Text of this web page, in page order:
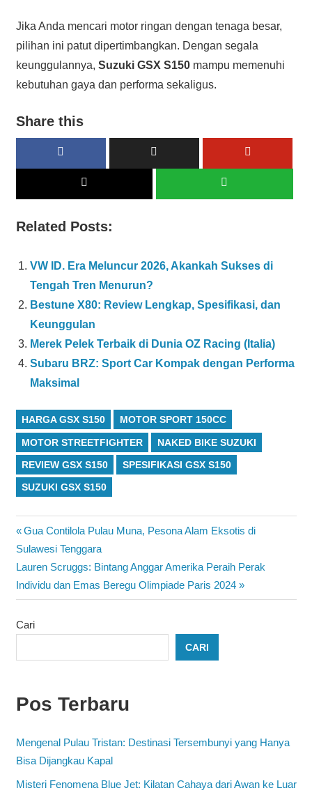
Jika Anda mencari motor ringan dengan tenaga besar,
pilihan ini patut dipertimbangkan. Dengan segala
keunggulannya, Suzuki GSX S150mampu memenuhi
kebutuhan gaya dan performa sekaligus.
Share this
Related Posts:
VW ID. Era Meluncur 2026, Akankah Sukses di
Tengah Tren Menurun?
Bestune X80: Review Lengkap, Spesifikasi, dan
Keunggulan
Merek Pelek Terbaik di Dunia OZ Racing (Italia)
Subaru BRZ: Sport Car Kompak dengan Performa
Maksimal
HARGA GSX S150 MOTOR SPORT 150CC
MOTOR STREETFIGHTER NAKED BIKE SUZUKI
REVIEW GSX S150 SPESIFIKASI GSX S150
SUZUKI GSX S150
Navigasi
pos
Previous
Post:
Gua Contilola Pulau Muna, Pesona Alam Eksotis di
Sulawesi Tenggara
Next
Post:
Lauren Scruggs: Bintang Anggar Amerika Peraih Perak
Individu dan Emas Beregu Olimpiade Paris 2024
Cari
CARI
Pos Terbaru
Mengenal Pulau Tristan: Destinasi Tersembunyi yang Hanya
Bisa Dijangkau Kapal
Misteri Fenomena Blue Jet: Kilatan Cahaya dari Awan ke Luar